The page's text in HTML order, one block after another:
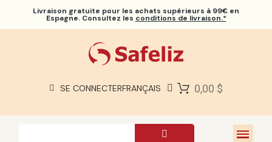
Livraison gratuite pour les achats supérieurs à 99€ en
Espagne. Consultez les conditions de livraison.*
SE CONNECTERFRANÇAIS 0,00 $